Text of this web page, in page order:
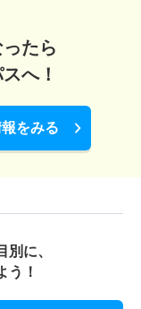
たら
へ！
をみる
に、
う！